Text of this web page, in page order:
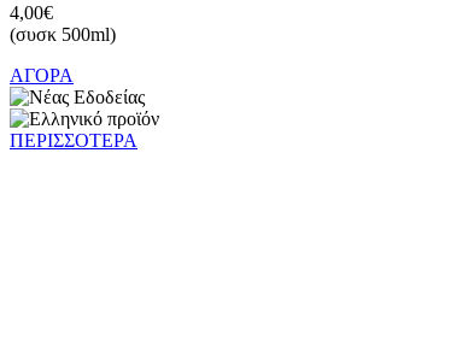
4,00€
(συσκ 500ml)
ΑΓΟΡΑ
ΠΕΡΙΣΣΟΤΕΡΑ